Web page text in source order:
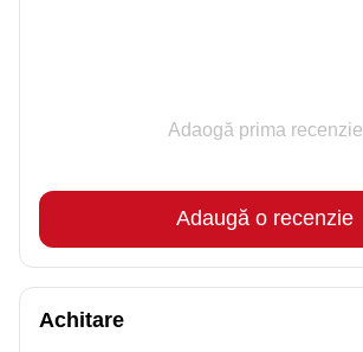
Adaogă prima recenzie
Adaugă o recenzie
Achitare